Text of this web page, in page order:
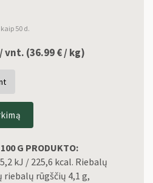
50 d.
vnt. (36.99€/ kg)
G PRODUKTO:
kJ / 225,6 kcal. Riebalų
riebalų rūgščių 4,1 g,